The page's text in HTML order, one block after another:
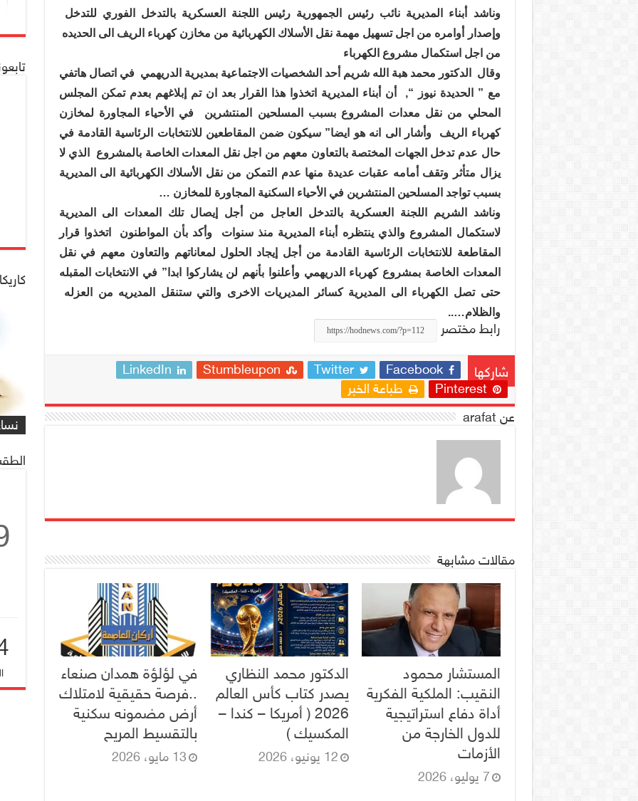
وناشد أبناء المديرية نائب رئيس الجمهورية رئيس اللجنة العسكرية بالتدخل الفوري للتدخل
وإصدار أوامره من اجل تسهيل مهمة نقل الأسلاك الكهربائية من مخازن كهرباء الريف الى الحديده
من اجل استكمال مشروع الكهرباء
وقال
الدكتور محمد هبة الله شريم أحد الشخصيات الاجتماعية بمديرية الدريهمي في اتصال هاتفي
مع ” الحديدة نيوز “,
أن أبناء المديرية اتخذوا هذا القرار بعد ان تم إبلاغهم بعدم تمكن المجلس
المحلي من نقل معدات المشروع بسبب المسلحين المنتشرين
في الأحياء المجاورة لمخازن
كهرباء الريف
وأشار الى انه هو ايضا” سيكون ضمن المقاطعين للانتخابات الرئاسية القادمة في
حال عدم تدخل الجهات المختصة بالتعاون معهم من اجل نقل المعدات الخاصة بالمشروع
الذي لا
يزال متأثر وتقف أمامه عقبات عديدة منها عدم التمكن من نقل الأسلاك الكهربائية الى المديرية
بسبب تواجد المسلحين المنتشرين في الأحياء السكنية المجاورة للمخازن …
وناشد الشريم اللجنة العسكرية بالتدخل العاجل من أجل إيصال تلك المعدات الى المديرية
لاستكمال المشروع والذي ينتظره أبناء المديرية منذ سنوات
وأكد بأن المواطنون
اتخذوا قرار
المقاطعة للانتخابات الرئاسية القادمة من أجل إيجاد الحلول لمعاناتهم والتعاون معهم في نقل
المعدات الخاصة بمشروع كهرباء الدريهمي وأعلنوا بأنهم لن يشاركوا ابدا” في الانتخابات المقبله
حتى تصل الكهرباء الى المديرية كسائر المديريات الاخرى والتي ستنقل المديريه من العزله
والظلام…..
رابط مختصر
شاركها Facebook
Twitter
Stumbleupon
LinkedIn
Pinterest
طباعة الخبر
عن arafat
مقالات مشابهة
المستشار محمود
النقيب: الملكية الفكرية
أداة دفاع استراتيجية
للدول الخارجة من
الأزمات
7 يوليو، 2026
الدكتور محمد النظاري
يصدر كتاب كأس العالم
2026 ( أمريكا – كندا –
المكسيك )
12 يونيو، 2026
في لؤلؤة همدان صنعاء
..فرصة حقيقية لامتلاك
أرض مضمونه سكنية
بالتقسيط المريح
13 مايو، 2026
/يصادف 1